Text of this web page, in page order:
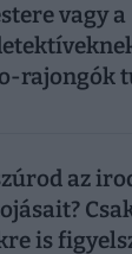
vagy a
rajongók
az
is